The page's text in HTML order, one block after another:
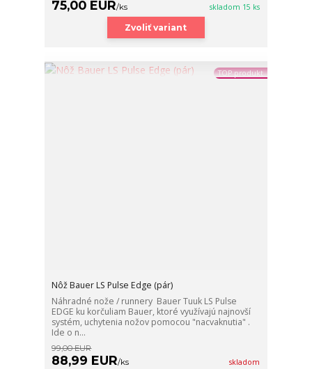
75,00 EUR/ks skladom 15 ks
Zvoliť variant
TOP produkt
Nôž Bauer LS Pulse Edge (pár)
Náhradné nože / runnery Bauer Tuuk LS Pulse
EDGE ku korčuliam Bauer, ktoré využívajú najnovší
systém, uchytenia nožov pomocou "nacvaknutia" .
Ide o n...
99,00 EUR
88,99 EUR/ks skladom